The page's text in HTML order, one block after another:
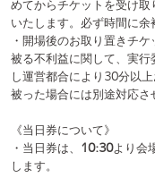
《アディショナルパスについて》
・アディショナルパスとは、入
で様々な特典が得られるチケッ
・アディショナルパスは 実行委
とは異なり、出場チームからは
い。アディショナルパスの販売
・アディショナルパスのみでは
トのご購入をお願いいたします。
・ご購入済みのお客様は、当日
認とリストバンドまたは首掛け